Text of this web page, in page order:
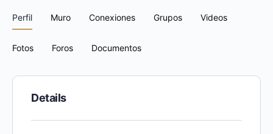
Perfil Muro Conexiones Grupos Videos
Fotos Foros Documentos
Details